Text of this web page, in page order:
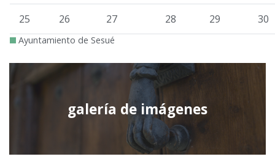
25 26 27 28 29 30
Ayuntamiento de Sesué
galería de imágenes